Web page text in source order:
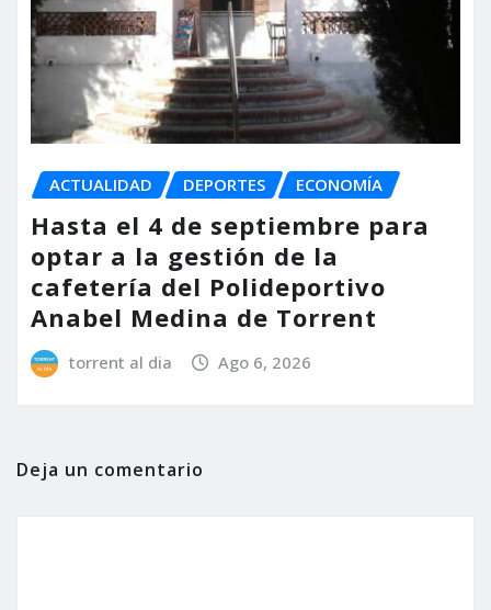
ACTUALIDAD DEPORTES ECONOMÍA
Hasta el 4 de septiembre para
optar a la gestión de la
cafetería del Polideportivo
Anabel Medina de Torrent
torrent al dia Ago 6, 2026
Deja un comentario